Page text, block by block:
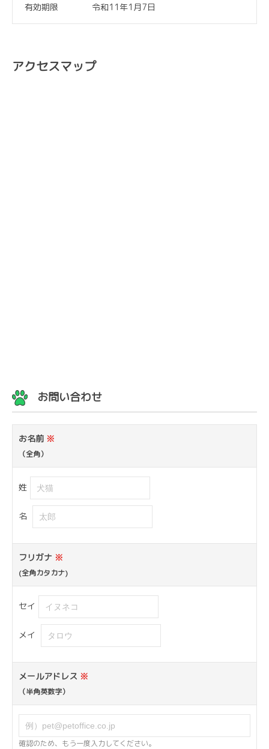
有効期限
令和11年1月7日
アクセスマップ
お問い合わせ
お名前 ※
（全角）
姓
名
フリガナ ※
(全角カタカナ)
セイ
メイ
メールアドレス ※
（半角英数字）
確認のため、もう一度入力してください。